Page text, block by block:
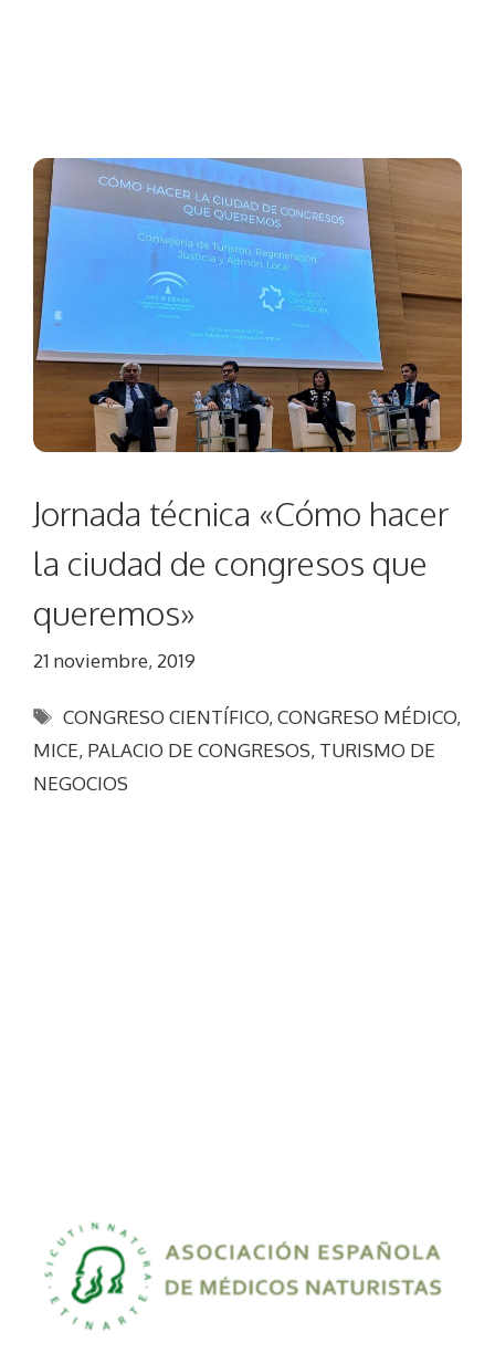
Jornada técnica «Cómo hacer
la ciudad de congresos que
queremos»
21 noviembre, 2019
Etiquetas
CONGRESO CIENTÍFICO,CONGRESO MÉDICO,
MICE, PALACIO DE CONGRESOS, TURISMO DE
NEGOCIOS